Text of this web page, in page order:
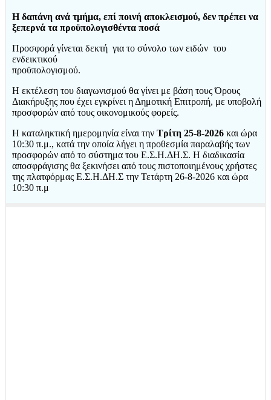
Η δαπάνη ανά τμήμα, επί ποινή αποκλεισμού, δεν πρέπει να
ξεπερνά τα προϋπολογισθέντα ποσά
Προσφορά γίνεται δεκτή για το σύνολο των ειδών του
ενδεικτικού
Η εκτέλεση του διαγωνισμού θα γίνει με βάση τους Όρους
Διακήρυξης που έχει εγκρίνει η Δημοτική Επιτροπή, με υποβολή
προσφορών από τους οικονομικούς φορείς.
Η καταληκτική ημερομηνία είναι την Τρίτη 25-8-2026 και ώρα
10:30 π.μ., κατά την οποία λήγει η προθεσμία παραλαβής των
προσφορών από το σύστημα του Ε.Σ.Η.ΔΗ.Σ. Η διαδικασία
αποσφράγισης θα ξεκινήσει από τους πιστοποιημένους χρήστες
της πλατφόρμας Ε.Σ.Η.ΔΗ.Σ την Τετάρτη 26-8-2026 και ώρα
10:30 π.μ